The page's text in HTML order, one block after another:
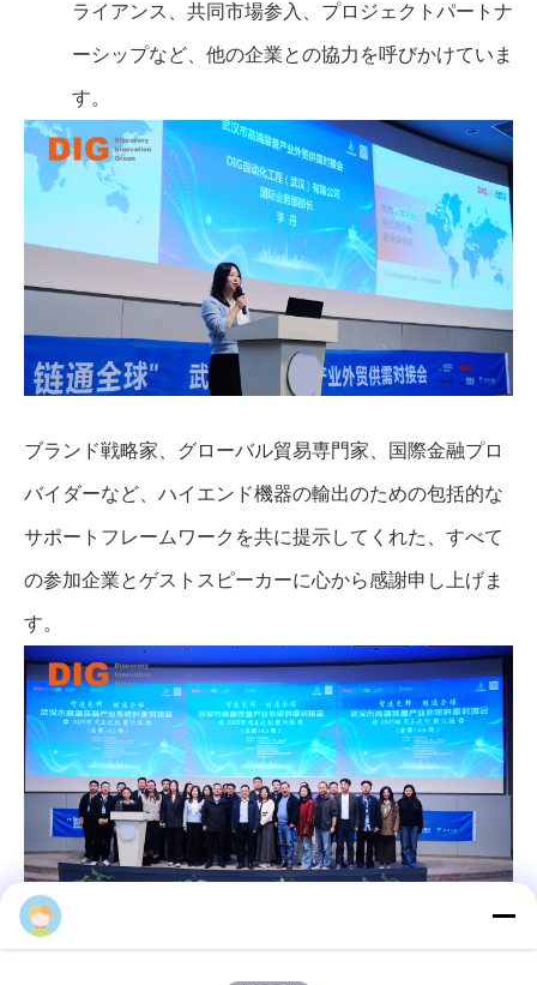
ライアンス、共同市場参入、プロジェクトパートナ
ーシップなど、他の企業との協力を呼びかけていま
す。
ブランド戦略家、グローバル貿易専門家、国際金融プロ
バイダーなど、ハイエンド機器の輸出のための包括的な
サポートフレームワークを共に提示してくれた、すべて
の参加企業とゲストスピーカーに心から感謝申し上げま
す。